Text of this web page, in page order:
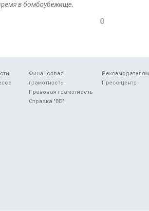
в бомбоубежище.
0
Финансовая
грамотность
Правовая грамотность
Справка "ВБ"
Рекламодателям
Пресс-центр